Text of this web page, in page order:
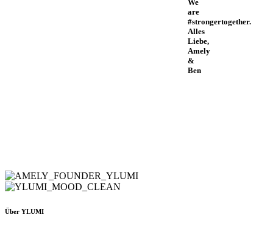
We
are
#strongertogether.
Alles
Liebe,
Amely
&
Ben
Über YLUMI